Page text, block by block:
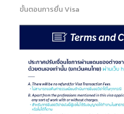
ขั้นตอนการยื่น Visa